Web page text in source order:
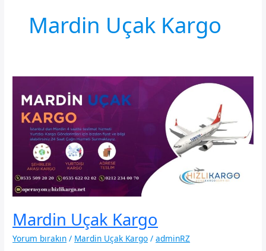
Mardin Uçak Kargo
Mardin Uçak Kargo
Yorum bırakın / Mardin Uçak Kargo /adminRZ